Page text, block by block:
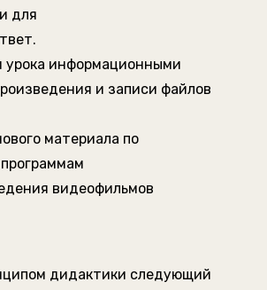
для
урока информационными
и записи файлов
материала по
видеофильмов
дидактики следующий